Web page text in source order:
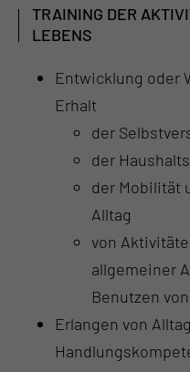
TRAINING DER
LEBENS
Entwicklung oder
Erhalt
der
der
der Mobilität
Alltag
von
allgemeiner
Benutzen
Erlangen von